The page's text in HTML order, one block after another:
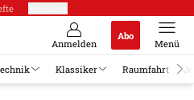
Anmelden
Abo
Menü
Klassiker Raumfahrt